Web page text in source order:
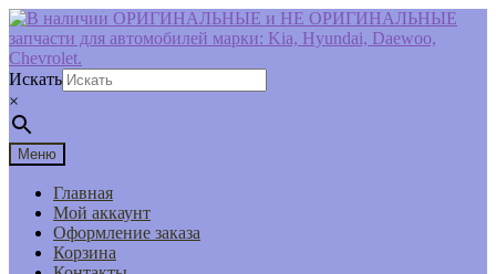
Перейти
к
навигации
Перейти
к
содержимому
Искать
×
Меню
Главная
Мой аккаунт
Оформление заказа
Корзина